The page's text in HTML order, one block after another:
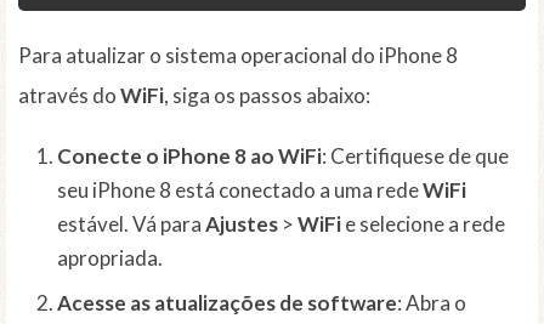
Para atualizar o sistema operacional do iPhone 8
através doWiFi, siga os passos abaixo:
Conecte o iPhone 8 ao WiFi: Certifiquese de que
seu iPhone 8 está conectado a uma redeWiFi
estável. Vá paraAjustes >WiFie selecione a rede
apropriada.
Acesse as atualizações de software: Abra o